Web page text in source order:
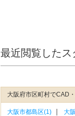
最近閲覧した
大阪府市区町村でCAD
大阪市都島区(1) 大